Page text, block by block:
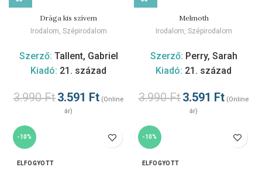
Drága kis szívem
Irodalom, Szépirodalom
Szerző: Tallent, Gabriel
Kiadó: 21. század
3.990Ft3.591 Ft (Online
ár)
Melmoth
Irodalom, Szépirodalom
Szerző: Perry, Sarah
Kiadó: 21. század
3.990Ft3.591 Ft (Online
ár)
-10%
ELFOGYOTT
-10%
ELFOGYOTT